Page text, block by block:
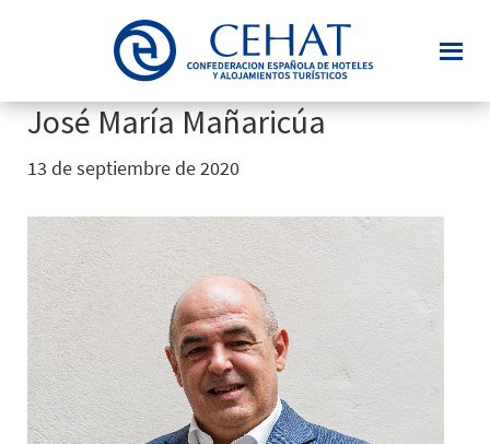
principal
José María Mañaricúa
13 de septiembre de 2020